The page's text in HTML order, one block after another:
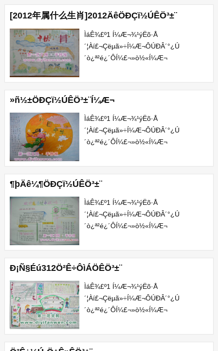
[2012年属什么生肖]2012ÄêÖÐÇï½ÚÊÖ³­±¨
ÌáÊ¾£º1 Í¼Æ¬¾­¹ýËõ·Å
´¦Àí£¬Çëµã»÷Í¼Æ¬ÔÚÐÂ´°¿Ú
´ò¿ª²é¿´Ô­Í¼£¬»ò½«Í¼Æ¬
±¨Í¼Æ¬ÎªÍøÓÑÍÆ¼ö¶øÀ
´£¬°æÈ¨¹éÊôÔ­
×÷ÕßËùÓÐ¡£ÔÚ±¾Õ¾Õ¹Ê¾½öÎª...
»ñ½±ÖÐÇï½ÚÊÖ³­±¨Í¼Æ¬
ÌáÊ¾£º1 Í¼Æ¬¾­¹ýËõ·Å
´¦Àí£¬Çëµã»÷Í¼Æ¬ÔÚÐÂ´°¿Ú
´ò¿ª²é¿´Ô­Í¼£¬»ò½«Í¼Æ¬
±¨Í¼Æ¬ÎªÍøÓÑÍÆ¼ö¶øÀ
´£¬°æÈ¨¹éÊôÔ­
×÷ÕßËùÓÐ¡£ÔÚ±¾Õ¾Õ¹Ê¾½öÎª...
¶þÄê¼¶ÖÐÇï½ÚÊÖ³­±¨
ÌáÊ¾£º1 Í¼Æ¬¾­¹ýËõ·Å
´¦Àí£¬Çëµã»÷Í¼Æ¬ÔÚÐÂ´°¿Ú
´ò¿ª²é¿´Ô­Í¼£¬»ò½«Í¼Æ¬
±¨Í¼Æ¬ÎªÍøÓÑÍÆ¼ö¶øÀ
´£¬°æÈ¨¹éÊôÔ­
×÷ÕßËùÓÐ¡£ÔÚ±¾Õ¾Õ¹Ê¾½öÎª...
Ð¡Ñ§Éú312Ö²Ê÷ÔìÁÖÊÖ³­±¨
ÌáÊ¾£º1 Í¼Æ¬¾­¹ýËõ·Å
´¦Àí£¬Çëµã»÷Í¼Æ¬ÔÚÐÂ´°¿Ú
´ò¿ª²é¿´Ô­Í¼£¬»ò½«Í¼Æ¬
±¨Í¼Æ¬ÎªÍøÓÑÍÆ¼ö¶øÀ
´£¬°æÈ¨¹éÊôÔ­